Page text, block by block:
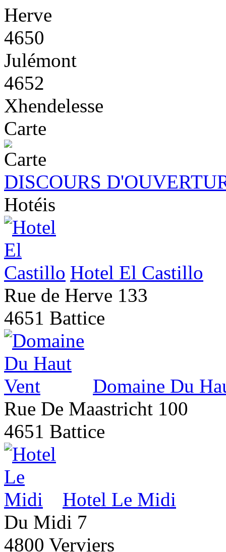
Herve
4650
Julémont
4652
Xhendelesse
Carte
DISCOURS
Hotéis
Hotel El Castillo
Rue de Herve 133
4651 Battice
Domaine Du
Rue De Maastricht 100
4651 Battice
Hotel Le Midi
Du Midi 7
4800 Verviers